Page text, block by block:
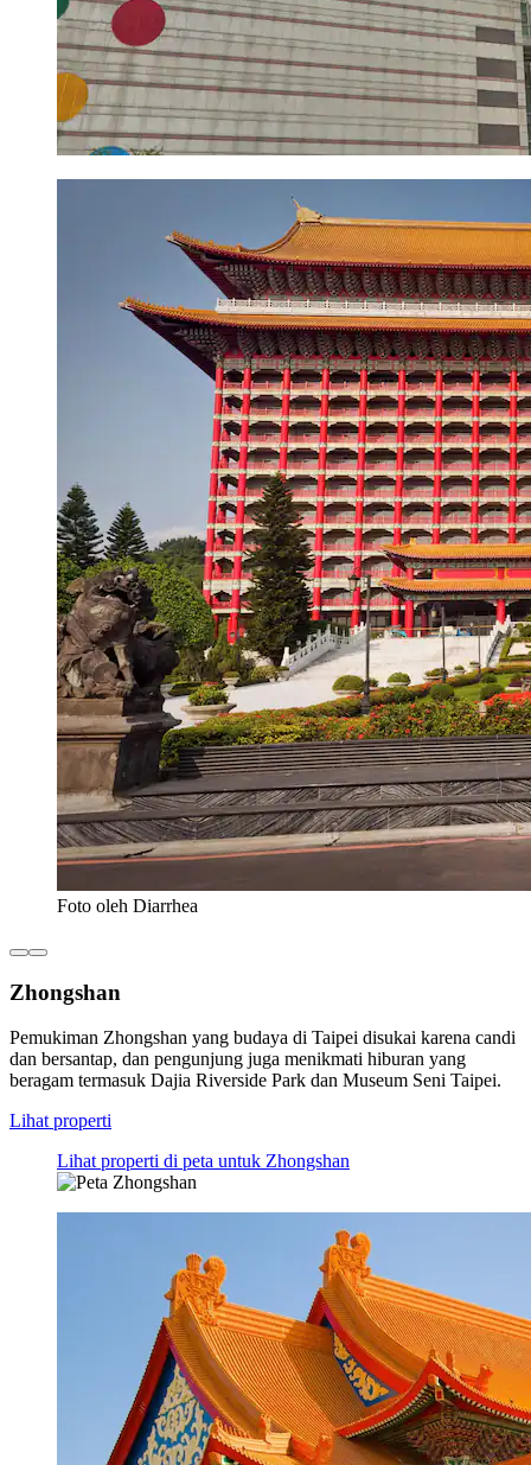
Foto oleh Diarrhea
Zhongshan
Pemukiman Zhongshan yang budaya di Taipei disukai karena candi
dan bersantap, dan pengunjung juga menikmati hiburan yang
beragam termasuk Dajia Riverside Park dan Museum Seni Taipei.
Lihat properti
Lihat properti di peta untuk Zhongshan